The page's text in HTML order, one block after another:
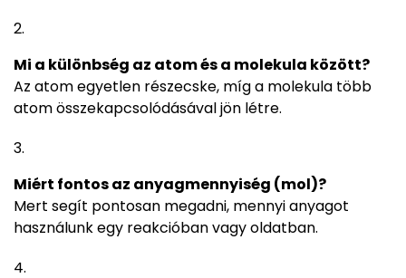
Mi a különbség az atom és a molekula között?
Az atom egyetlen részecske, míg a molekula több
atom összekapcsolódásával jön létre.
Miért fontos az anyagmennyiség (mol)?
Mert segít pontosan megadni, mennyi anyagot
használunk egy reakcióban vagy oldatban.